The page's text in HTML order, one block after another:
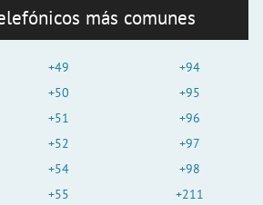
más comunes
+49
+50
+51
+52
+54
+55
+94
+95
+96
+97
+98
+211